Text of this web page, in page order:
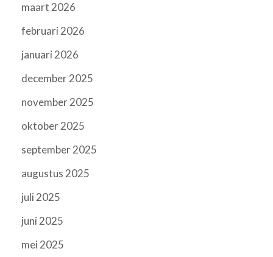
maart 2026
februari 2026
januari 2026
december 2025
november 2025
oktober 2025
september 2025
augustus 2025
juli 2025
juni 2025
mei 2025